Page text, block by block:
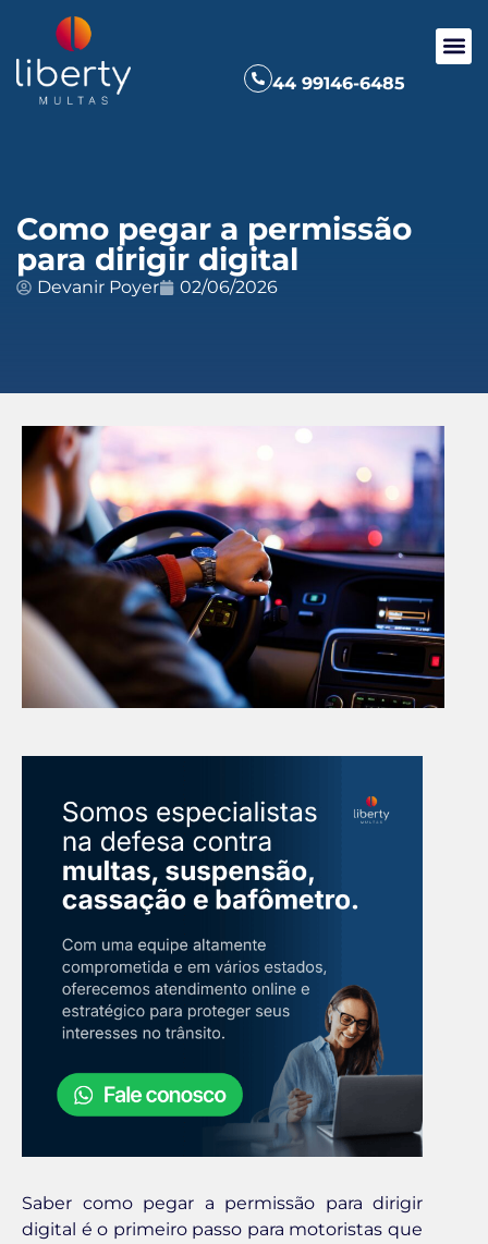
44 99146-6485
Como pegar a permissão
para dirigir digital
Devanir Poyer 02/06/2026
Saber como pegar a permissão para dirigir
digital é o primeiro passo para motoristas que